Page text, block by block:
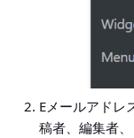
Eメールアドレ
稿者、編集者